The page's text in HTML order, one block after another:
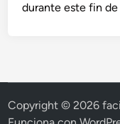
durante este fin de
Copyright © 2026